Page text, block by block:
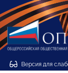
Версия для